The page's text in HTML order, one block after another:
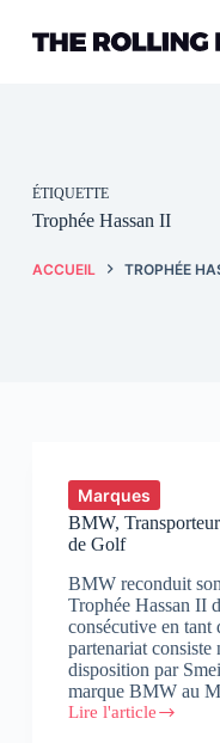
contenu
ÉTIQUETTE
Trophée Hassan II
ACCUEIL TROPHÉE
Marques
BMW,
de Golf
BMW reconduit
Trophée Hassan II
consécutive en
partenariat consiste
disposition par
marque BMW au
Lire l'article
BMW,